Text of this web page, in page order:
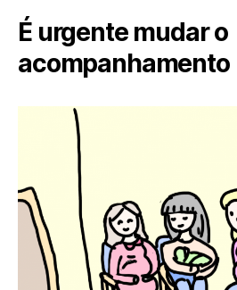
É urgente mudar o
acompanhamento